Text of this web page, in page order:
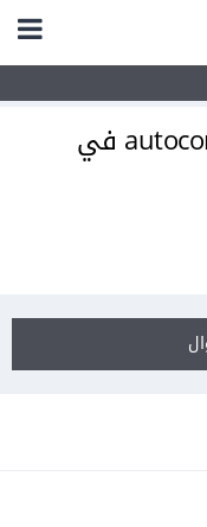
تفعيل ميزة autocomplete في